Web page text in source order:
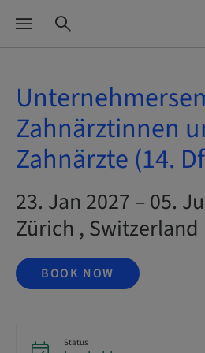
Zahnärztinnen
Zahnärzte (14.
23. Jan 2027 – 05.
Zürich , Switzerland
BOOK NOW
Status